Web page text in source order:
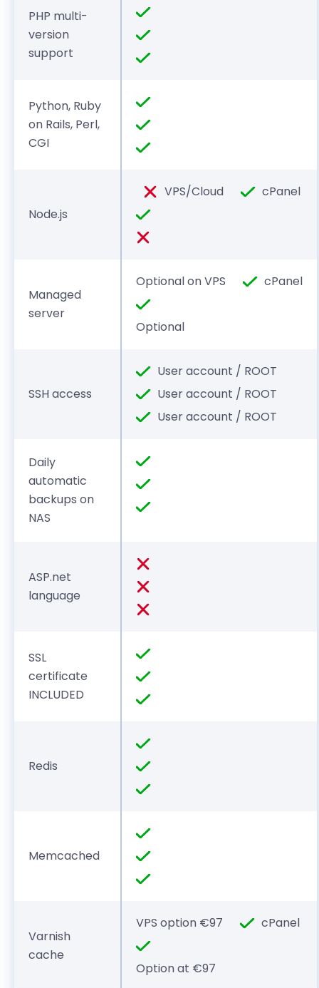
PHP multi-
version
support
Python, Ruby
on Rails, Perl,
CGI
Node.js
VPS/Cloud cPanel
Managed
server
Optional on VPS cPanel
Optional
SSH access
User account / ROOT
User account / ROOT
User account / ROOT
Daily
automatic
backups on
NAS
ASP.net
language
SSL
certificate
INCLUDED
Redis
Memcached
Varnish
cache
VPS option €97 cPanel
Option at €97